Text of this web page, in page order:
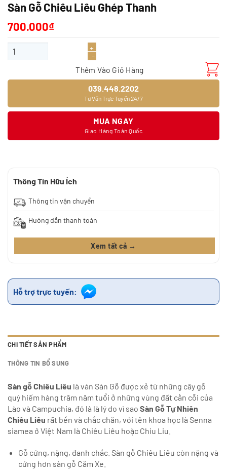
Sàn Gỗ Chiêu Liêu Ghép Thanh
700.000₫
Sàn Gỗ Chiêu Liêu Ghép Thanh số lượng
Thêm Vào Giỏ Hàng
039.448.2202
Tư Vấn Trực Tuyến 24/7
MUA NGAY
Giao Hàng Toàn Quốc
Thông Tin Hữu Ích
Thông tin vận chuyển
Hướng dẫn thanh toán
Xem tất cả →
Hỗ trợ trực tuyến:
CHI TIẾT SẢN PHẨM
THÔNG TIN BỔ SUNG
Sàn gỗ Chiêu Liêu là ván Sàn Gỗ được xẻ từ những cây gỗ
quý hiếm hàng trăm năm tuổi ở những vùng đất cằn cỗi của
Lào và Campuchia, đó là là lý do vì sao Sàn Gỗ Tự Nhiên
Chiêu Liêu rất bền và chắc chăn, với tên khoa học là Senna
siamea ở Việt Nam là Chiêu Liêu hoặc Chiu Liu.
Gỗ cứng, nặng, đanh chắc. Sàn gỗ Chiêu Liêu còn nặng và
cứng hơn sàn gỗ Căm Xe.